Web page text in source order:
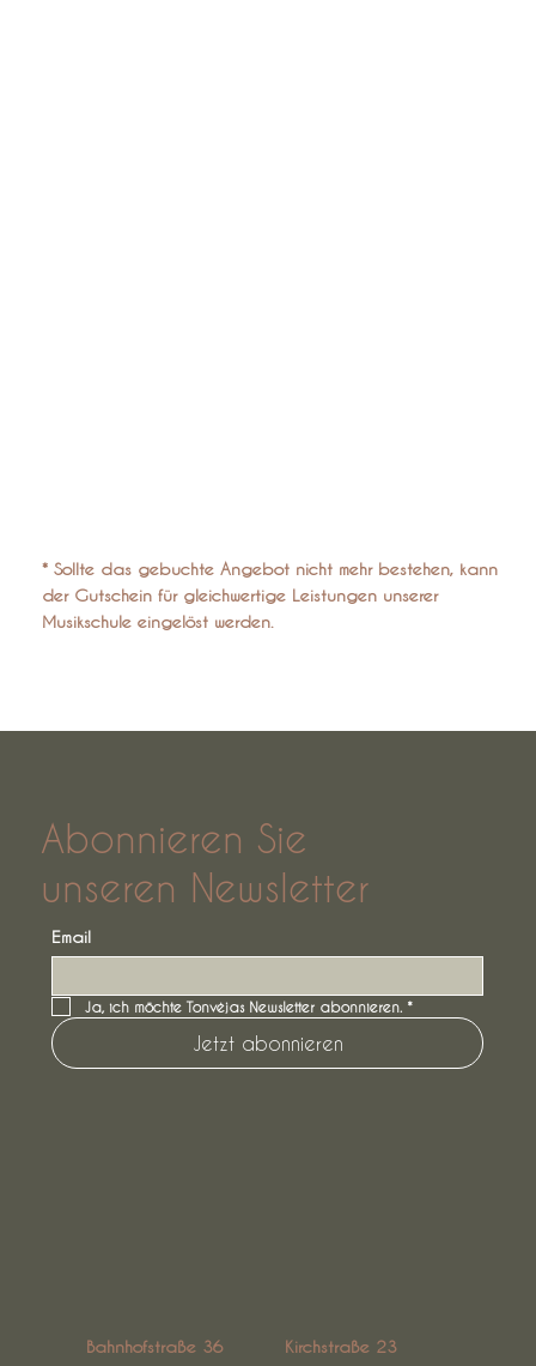
* Sollte das gebuchte Angebot nicht mehr bestehen, kann
der Gutschein für gleichwertige Leistungen unserer
Musikschule eingelöst werden.
Abonnieren Sie
unseren Newsletter
Email
Ja, ich möchte Tonvėjas Newsletter abonnieren. *
Jetzt abonnieren
Bahnhofstraße 36
Kirchstraße 23